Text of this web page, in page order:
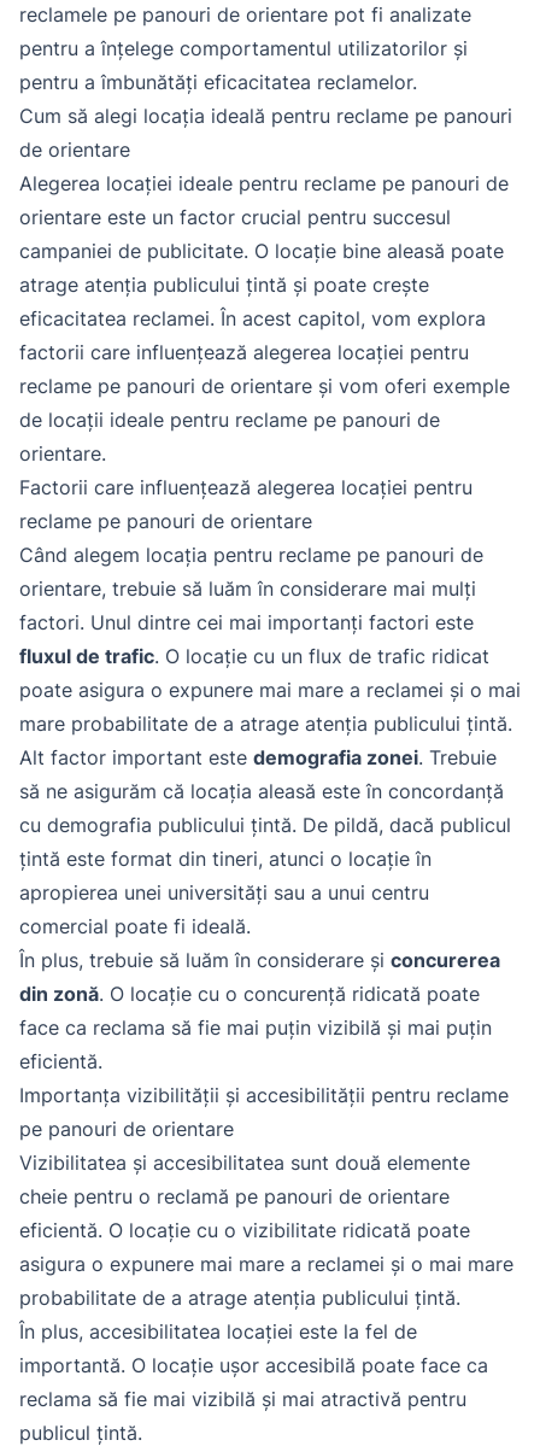
reclamele pe panouri de orientare pot fi analizate
pentru a înțelege comportamentul utilizatorilor și
pentru a îmbunătăți eficacitatea reclamelor.
Cum să alegi locația ideală pentru reclame pe panouri
de orientare
Alegerea locației ideale pentru reclame pe panouri de
orientare este un factor crucial pentru succesul
campaniei de publicitate. O locație bine aleasă poate
atrage atenția publicului țintă și poate crește
eficacitatea reclamei. În acest capitol, vom explora
factorii care influențează alegerea locației pentru
reclame pe panouri de orientare și vom oferi exemple
de locații ideale pentru reclame pe panouri de
orientare.
Factorii care influențează alegerea locației pentru
reclame pe panouri de orientare
Când alegem locația pentru reclame pe panouri de
orientare, trebuie să luăm în considerare mai mulți
factori. Unul dintre cei mai importanți factori este
fluxul de trafic. O locație cu un flux de trafic ridicat
poate asigura o expunere mai mare a reclamei și o mai
mare probabilitate de a atrage atenția publicului țintă.
Alt factor important este demografia zonei. Trebuie
să ne asigurăm că locația aleasă este în concordanță
cu demografia publicului țintă. De pildă, dacă publicul
țintă este format din tineri, atunci o locație în
apropierea unei universități sau a unui centru
comercial poate fi ideală.
În plus, trebuie să luăm în considerare și concurerea
din zonă. O locație cu o concurență ridicată poate
face ca reclama să fie mai puțin vizibilă și mai puțin
eficientă.
Importanța vizibilității și accesibilității pentru reclame
pe panouri de orientare
Vizibilitatea și accesibilitatea sunt două elemente
cheie pentru o reclamă pe panouri de orientare
eficientă. O locație cu o vizibilitate ridicată poate
asigura o expunere mai mare a reclamei și o mai mare
probabilitate de a atrage atenția publicului țintă.
În plus, accesibilitatea locației este la fel de
importantă. O locație ușor accesibilă poate face ca
reclama să fie mai vizibilă și mai atractivă pentru
publicul țintă.